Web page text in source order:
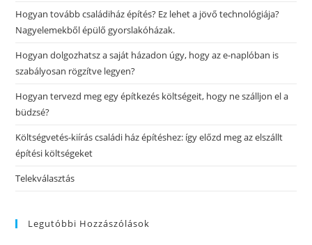
Hogyan tovább családiház építés? Ez lehet a jövő technológiája?
Nagyelemekből épülő gyorslakóházak.
Hogyan dolgozhatsz a saját házadon úgy, hogy az e-naplóban is
szabályosan rögzítve legyen?
Hogyan tervezd meg egy építkezés költségeit, hogy ne szálljon el a
büdzsé?
Költségvetés-kiírás családi ház építéshez: így előzd meg az elszállt
építési költségeket
Telekválasztás
Legutóbbi Hozzászólások